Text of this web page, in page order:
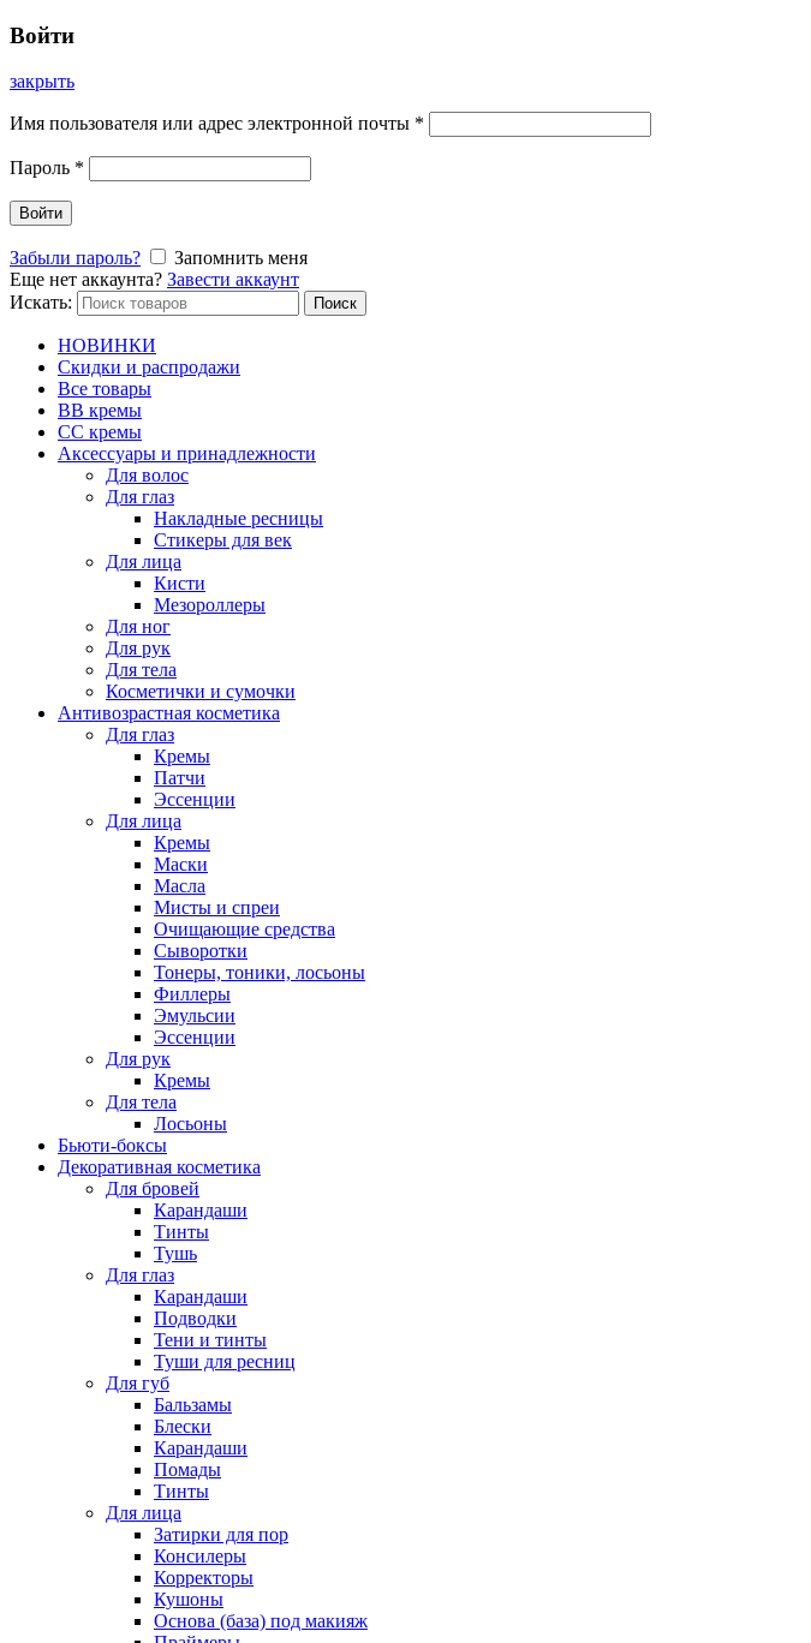
Войти
закрыть
Имя пользователя или адрес электронной почты *
Пароль *
Войти
Забыли пароль?
Запомнить меня
Еще нет аккаунта? Завести аккаунт
Искать:
Поиск
НОВИНКИ
Скидки и распродажи
Все товары
BB кремы
CC кремы
Аксессуары и принадлежности
Для волос
Для глаз
Накладные ресницы
Стикеры для век
Для лица
Кисти
Мезороллеры
Для ног
Для рук
Для тела
Косметички и сумочки
Антивозрастная косметика
Для глаз
Кремы
Патчи
Эссенции
Для лица
Кремы
Маски
Масла
Мисты и спреи
Очищающие средства
Сыворотки
Тонеры, тоники, лосьоны
Филлеры
Эмульсии
Эссенции
Для рук
Кремы
Для тела
Лосьоны
Бьюти-боксы
Декоративная косметика
Для бровей
Карандаши
Тинты
Тушь
Для глаз
Карандаши
Подводки
Тени и тинты
Туши для ресниц
Для губ
Бальзамы
Блески
Карандаши
Помады
Тинты
Для лица
Затирки для пор
Консилеры
Корректоры
Кушоны
Основа (база) под макияж